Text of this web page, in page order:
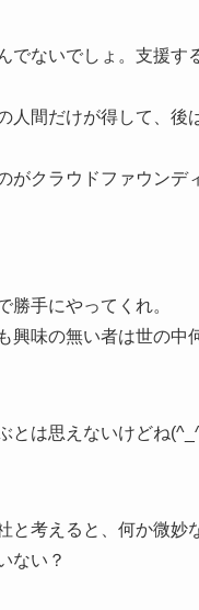
でないでしょ。支援す
人間だけが得して、後
がクラウドファウンデ
勝手にやってくれ。
興味の無い者は世の中
とは思えないけどね
と考えると、何か微妙
ない？